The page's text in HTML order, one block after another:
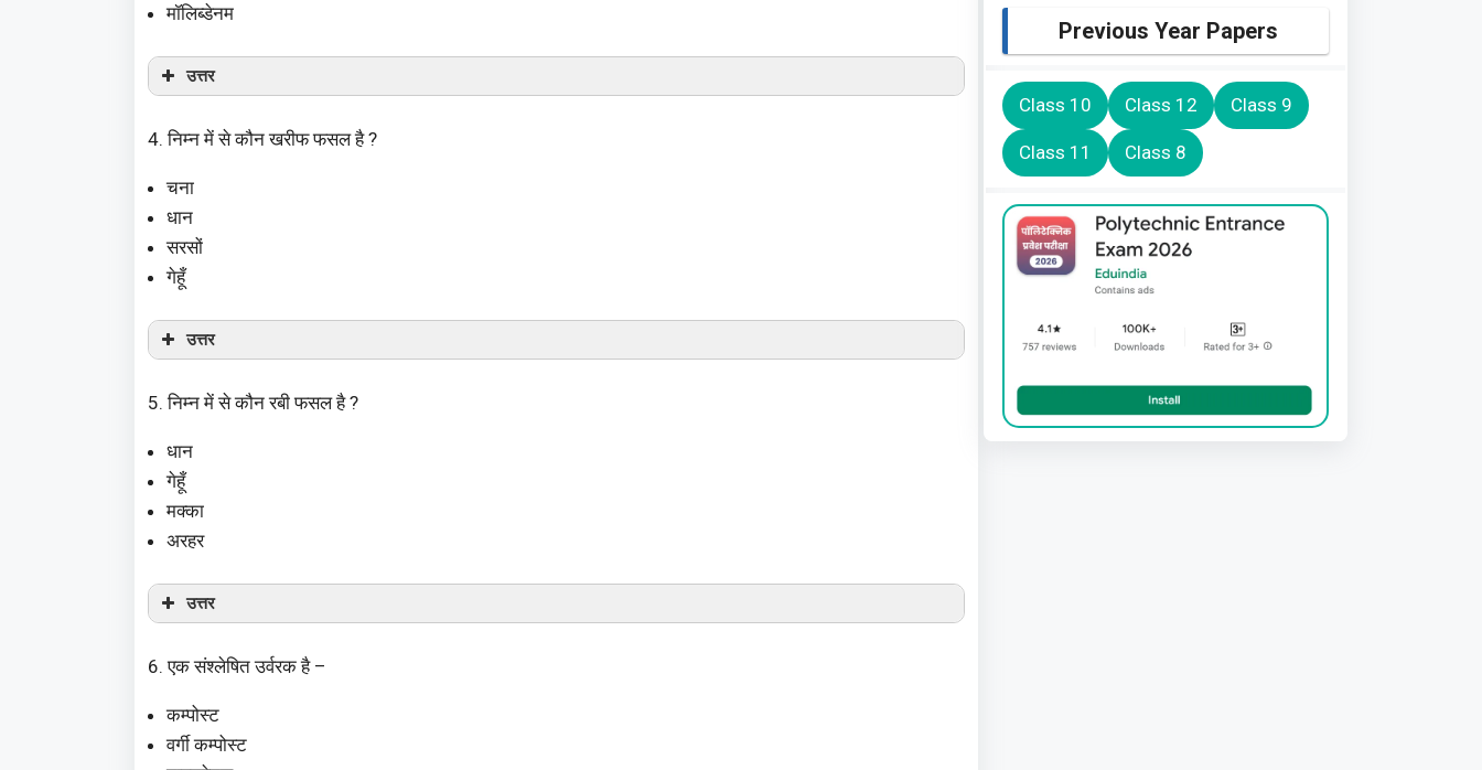
मॉलिब्डेनम
उत्तर
4. निम्न में से कौन खरीफ फसल है ?
चना
धान
सरसों
गेहूँ
उत्तर
5. निम्न में से कौन रबी फसल है ?
धान
गेहूँ
मक्का
अरहर
उत्तर
6. एक संश्लेषित उर्वरक है –
कम्पोस्ट
वर्गी कम्पोस्ट
Previous Year Papers
Class 10 Class 12 Class 9
Class 11 Class 8